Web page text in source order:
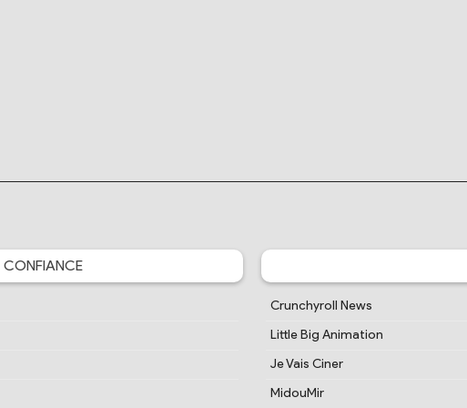
CONFIANCE
Crunchyroll News
Little Big Animation
Je Vais Ciner
MidouMir